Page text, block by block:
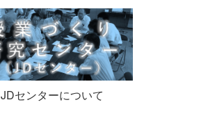
JDセンターについて